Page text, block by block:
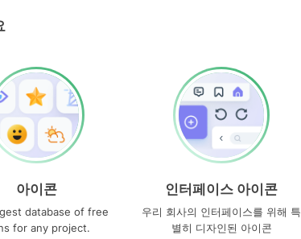
아이콘
database of free
for any project.
인터페이스 아이콘
우리 회사의 인터페이스를 위해 특
별히 디자인된 아이콘